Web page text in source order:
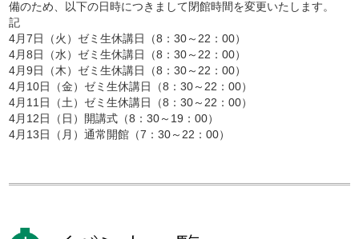
備のため、以下の日時につきまして閉館時間を変更いたします。
記
4月7日（火）ゼミ生休講日（8：30～22：00）
4月8日（水）ゼミ生休講日（8：30～22：00）
4月9日（木）ゼミ生休講日（8：30～22：00）
4月10日（金）ゼミ生休講日（8：30～22：00）
4月11日（土）ゼミ生休講日（8：30～22：00）
4月12日（日）開講式（8：30～19：00）
4月13日（月）通常開館（7：30～22：00）